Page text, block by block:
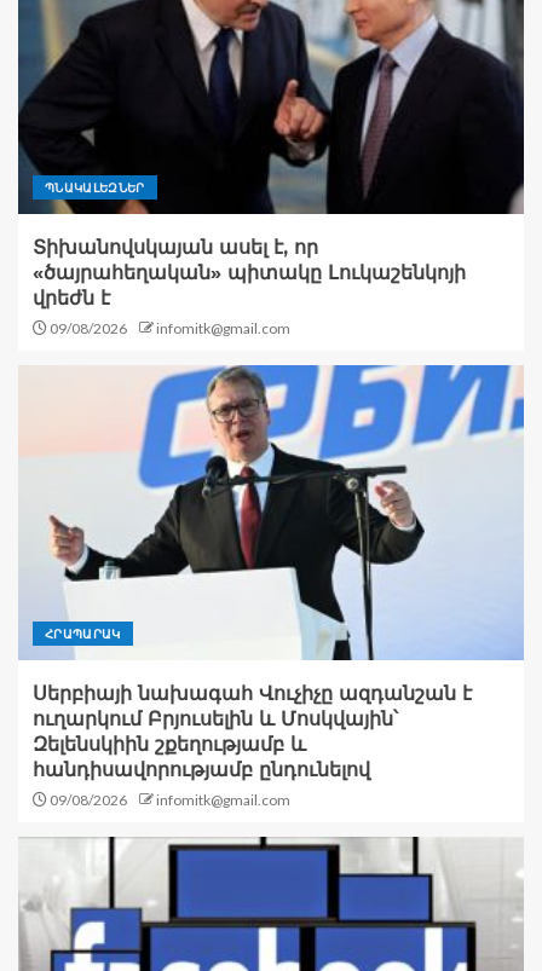
ՊՆԱԿԱԼԵԶՆԵՐ
Տիխանովսկայան ասել է, որ
«ծայրահեղական» պիտակը Լուկաշենկոյի
վրեժն է
09/08/2026 infomitk@gmail.com
ՀՐԱՊԱՐԱԿ
Սերբիայի նախագահ Վուչիչը ազդանշան է
ուղարկում Բրյուսելին և Մոսկվային՝
Զելենսկիին շքեղությամբ և
հանդիսավորությամբ ընդունելով
09/08/2026 infomitk@gmail.com